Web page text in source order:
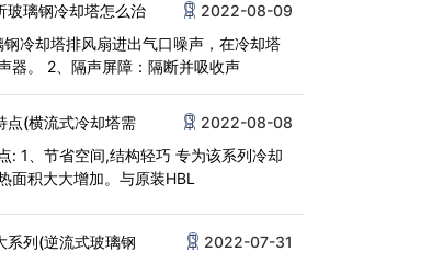
玻璃钢冷却塔怎么治
2022-08-09
冷却塔排风扇进出气口噪声，在冷却塔
器。 2、隔声屏障：隔断并吸收声
点(横流式冷却塔需
2022-08-08
: 1、节省空间,结构轻巧 专为该系列冷却
面积大大增加。与原装HBL
系列(逆流式玻璃钢
2022-07-31